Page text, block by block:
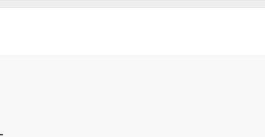
을 늘어놓는다 | 속물적이고 낮은 수준으로 해석한다 |
| 실속 없는 말로 허세를 부린다 | 다른 사람의 말에 귀
론만 내세운다 | 한물간 유행어로 분위기를 망친다 | 투